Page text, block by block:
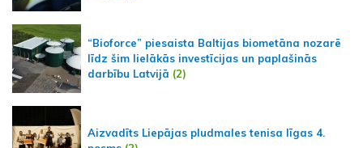
“Bioforce” piesaista Baltijas biometāna nozarē
līdz šim lielākās investīcijas un paplašinās
darbību Latvijā (2)
Aizvadīts Liepājas pludmales tenisa līgas 4.